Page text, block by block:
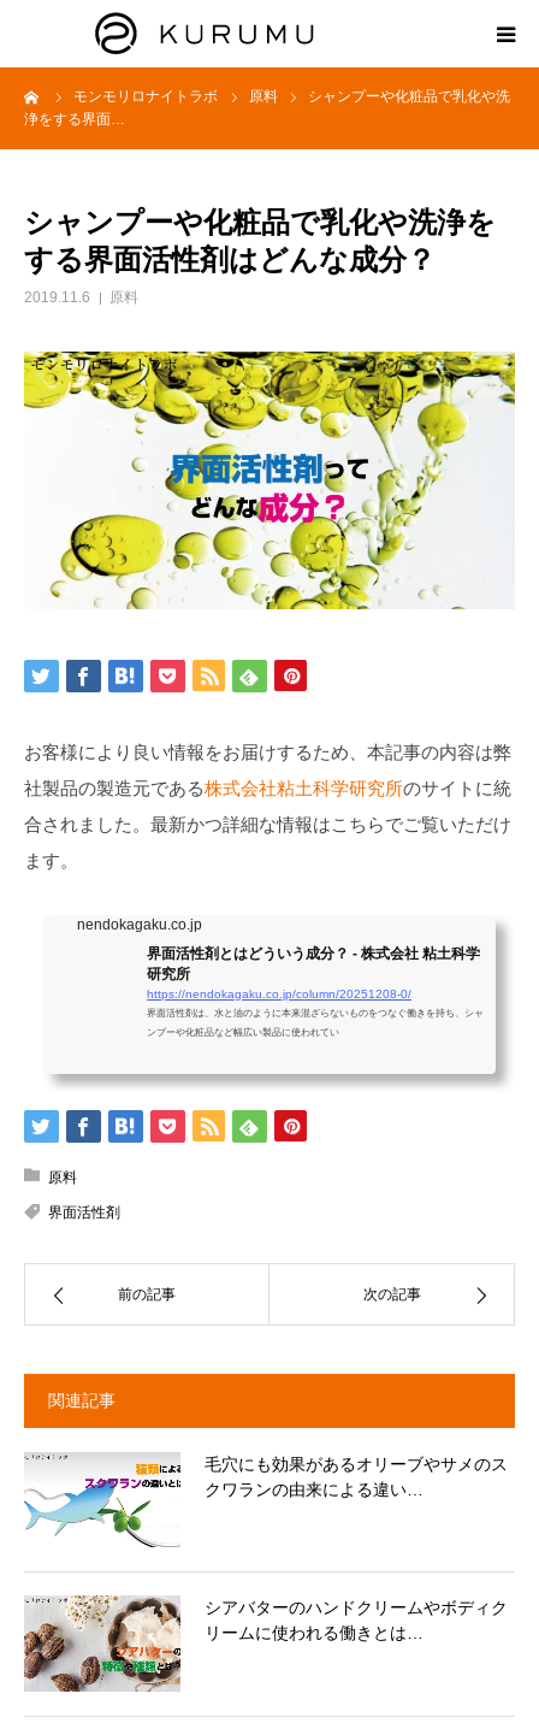
モンモリロナイトラボ 原料
シャンプーや化粧品で乳化や洗
浄をする界面…
シャンプーや化粧品で乳化や洗浄を
する界面活性剤はどんな成分？
2019.11.6 原料
お客様により良い情報をお届けするため、本記事の内容は弊
社製品の製造元である株式会社粘土科学研究所のサイトに統
合されました。最新かつ詳細な情報はこちらでご覧いただけ
ます。
nendokagaku.co.jp
界面活性剤とはどういう成分？ - 株式会社 粘土科学
研究所
https://nendokagaku.co.jp/column/20251208-0/
界面活性剤は、水と油のように本来混ざらないものをつなぐ働きを持ち、シャ
ンプーや化粧品など幅広い製品に使われてい
原料
界面活性剤
前の記事 次の記事
関連記事
毛穴にも効果があるオリーブやサメのス
クワランの由来による違い…
シアバターのハンドクリームやボディク
リームに使われる働きとは…
HOME
プロダクト
モンモリロナイトラボ
お知らせ
えどがわ楽市